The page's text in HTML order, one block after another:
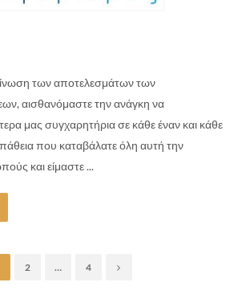
των αποτελεσμάτων των
αισθανόμαστε την ανάγκη να
μας συγχαρητήρια σε κάθε έναν και κάθε
που καταβάλατε όλη αυτή την
και είμαστε ...
2 … 4